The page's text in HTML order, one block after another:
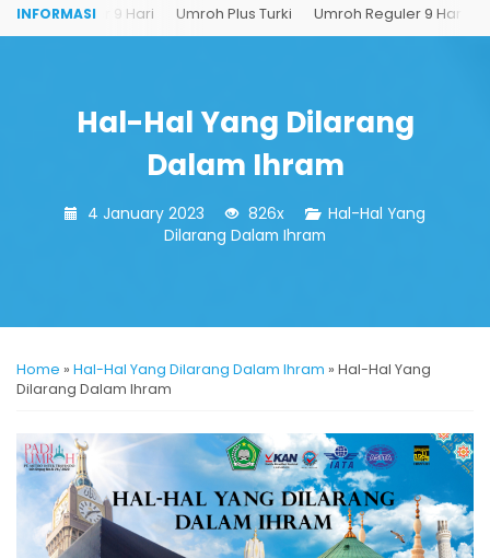
Reguler 9 Hari Umroh Plus Turki Umroh Reguler 9 Hari
Hal-Hal Yang Dilarang
Dalam Ihram
4 January 2023 826x
Hal-Hal Yang
Dilarang Dalam Ihram
Home » Hal-Hal Yang Dilarang Dalam Ihram » Hal-Hal Yang
Dilarang Dalam Ihram